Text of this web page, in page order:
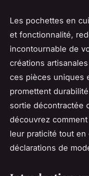
Les pochettes en
et fonctionnalité,
incontournable de
créations
ces pièces uniques
promettent
sortie décontractée
découvrez
leur praticité tout
déclarations de